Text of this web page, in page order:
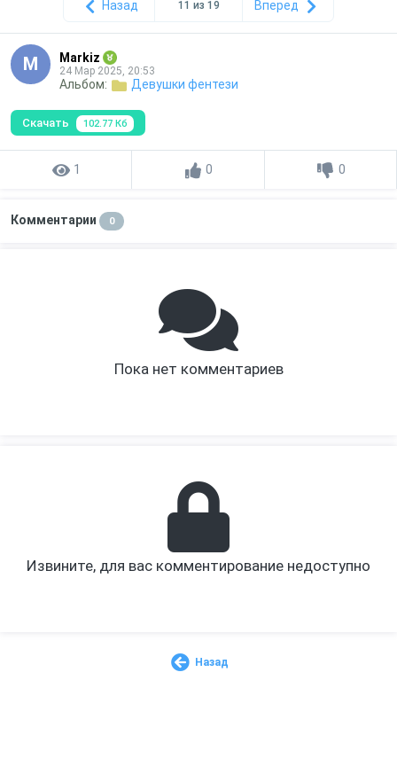
Назад 11 из 19 Вперед
M Markiz
24 Мар 2025, 20:53
Альбом: Девушки фентези
Скачать 102.77 Кб
1 0 0
Комментарии 0
Пока нет комментариев
Извините, для вас комментирование недоступно
Назад